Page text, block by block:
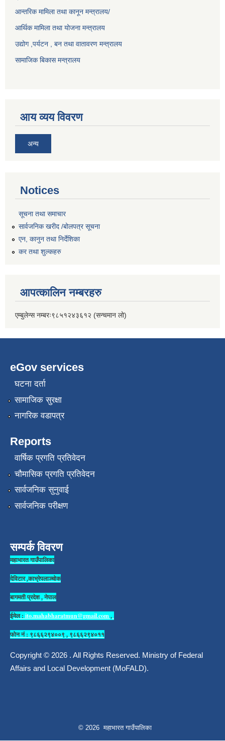
आन्तरिक मामिला तथा कानून मन्त्रालय/
आर्थिक मामिला तथा योजना मन्त्रालय
उद्योग ,पर्यटन , बन तथा वातावरण मन्त्रालय
सामाजिक बिकास मन्त्रालय
आय व्यय विवरण
अन्य
Notices
सूचना तथा समाचार
सार्वजनिक खरीद /बोलपत्र सूचना
एन, कानुन तथा निर्देशिका
कर तथा शुल्कहरु
आपत्कालिन नम्बरहरु
एम्बुलेन्स नम्बरः९८५१२४३६१२ (सन्चमान लो)
eGov services
घटना दर्ता
सामाजिक सुरक्षा
नागरिक वडापत्र
Reports
वार्षिक प्रगति प्रतिवेदन
चौमासिक प्रगति प्रतिवेदन
सार्वजनिक सुनुवाई
सार्वजनिक परीक्षण
सम्पर्क विवरण
महाभारत गाउँपालिका
देविटार ,काभ्रेपलाञ्चोक
बागमती प्रदेश , नेपाल
ईमेल : ito.mahabharatmun@gmail.com,
फोन नं : ९८६६२९४००९ , ९८६६२९४०११
Copyright © 2026 . All Rights Reserved. Ministry of Federal
Affairs and Local Development (MoFALD).
© 2026 महाभारत गाउँपालिका